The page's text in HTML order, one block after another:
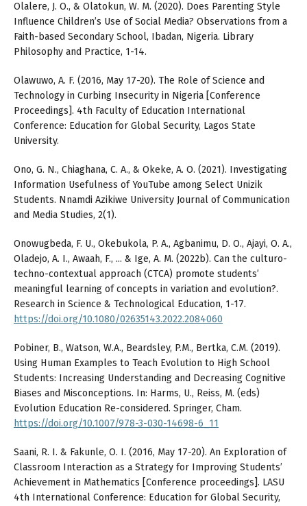
Olalere, J. O., & Olatokun, W. M. (2020). Does Parenting Style
Influence Children’s Use of Social Media? Observations from a
Faith-based Secondary School, Ibadan, Nigeria. Library
Philosophy and Practice, 1-14.
Olawuwo, A. F. (2016, May 17-20). The Role of Science and
Technology in Curbing Insecurity in Nigeria [Conference
Proceedings]. 4th Faculty of Education International
Conference: Education for Global Security, Lagos State
University.
Ono, G. N., Chiaghana, C. A., & Okeke, A. O. (2021). Investigating
Information Usefulness of YouTube among Select Unizik
Students. Nnamdi Azikiwe University Journal of Communication
and Media Studies, 2(1).
Onowugbeda, F. U., Okebukola, P. A., Agbanimu, D. O., Ajayi, O. A.,
Oladejo, A. I., Awaah, F., ... & Ige, A. M. (2022b). Can the culturo-
techno-contextual approach (CTCA) promote students’
meaningful learning of concepts in variation and evolution?.
Research in Science & Technological Education, 1-17.
https://doi.org/10.1080/02635143.2022.2084060
Pobiner, B., Watson, W.A., Beardsley, P.M., Bertka, C.M. (2019).
Using Human Examples to Teach Evolution to High School
Students: Increasing Understanding and Decreasing Cognitive
Biases and Misconceptions. In: Harms, U., Reiss, M. (eds)
Evolution Education Re-considered. Springer, Cham.
https://doi.org/10.1007/978-3-030-14698-6_11
Saani, R. I. & Fakunle, O. I. (2016, May 17-20). An Exploration of
Classroom Interaction as a Strategy for Improving Students’
Achievement in Mathematics [Conference proceedings]. LASU
4th International Conference: Education for Global Security,